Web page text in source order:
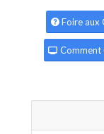
Foire aux
Comment